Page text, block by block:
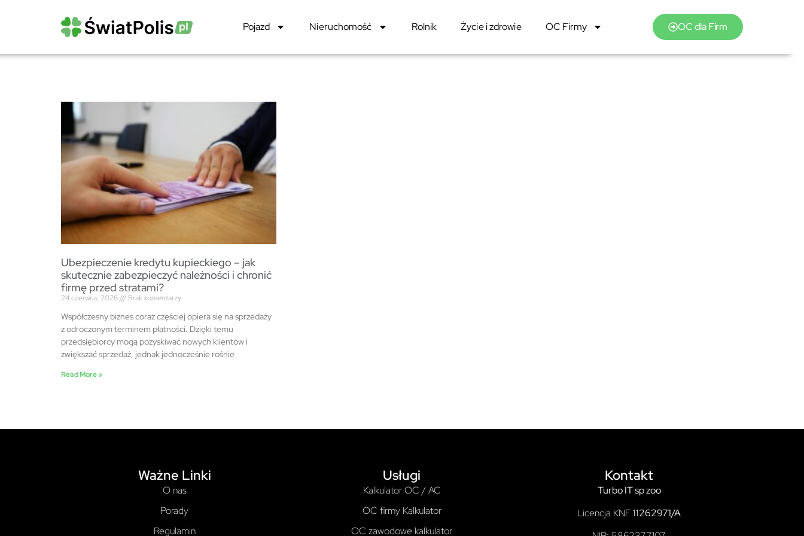
Pojazd Nieruchomość Rolnik Życie i zdrowie OC Firmy OC dla Firm
Ubezpieczenie kredytu kupieckiego – jak
skutecznie zabezpieczyć należności i chronić
firmę przed stratami?
24 czerwca, 2026 Brak komentarzy
Współczesny biznes coraz częściej opiera się na sprzedaży
z odroczonym terminem płatności. Dzięki temu
przedsiębiorcy mogą pozyskiwać nowych klientów i
zwiększać sprzedaż, jednak jednocześnie rośnie
Read More »
Ważne Linki
O nas
Porady
Regulamin
Usługi
Kalkulator OC / AC
OC firmy Kalkulator
OC zawodowe kalkulator
Kontakt
Turbo IT sp zoo
Licencja KNF11262971/A